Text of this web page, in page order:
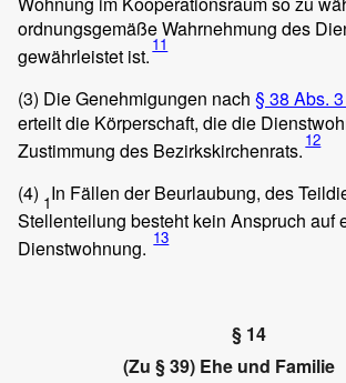
ordnungsgemäße Wahrnehmung des
gewährleistet ist. 11
(3) Die Genehmigungen nach § 38 Abs.
erteilt die Körperschaft, die die
Zustimmung des Bezirkskirchenrats. 12
(4) 1In Fällen der Beurlaubung, des
Stellenteilung besteht kein Anspruch auf
Dienstwohnung. 13
§ 14
(Zu § 39) Ehe und Familie